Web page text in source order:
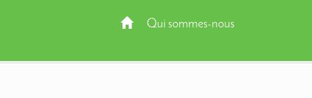
Qui sommes-nous